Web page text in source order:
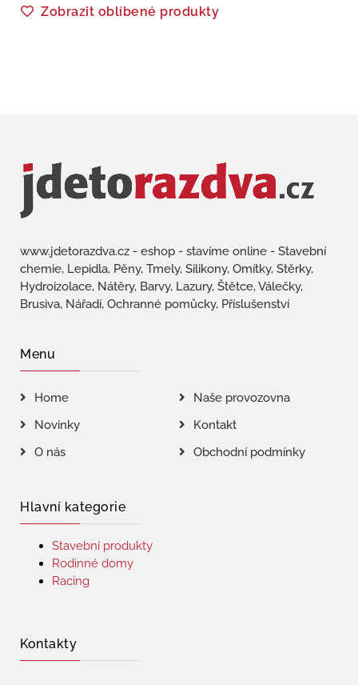
Zobrazit oblíbené produkty
www.jdetorazdva.cz - eshop - stavíme online - Stavební
chemie, Lepidla, Pěny, Tmely, Silikony, Omítky, Stěrky,
Hydroizolace, Nátěry, Barvy, Lazury, Štětce, Válečky,
Brusiva, Nářadí, Ochranné pomůcky, Příslušenství
Menu
Home
Naše provozovna
Novinky
Kontakt
O nás
Obchodní podmínky
Hlavní kategorie
Stavební produkty
Rodinné domy
Racing
Kontakty